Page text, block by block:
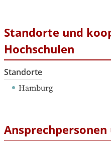
Standorte und
Hochschulen
Standorte
Hamburg